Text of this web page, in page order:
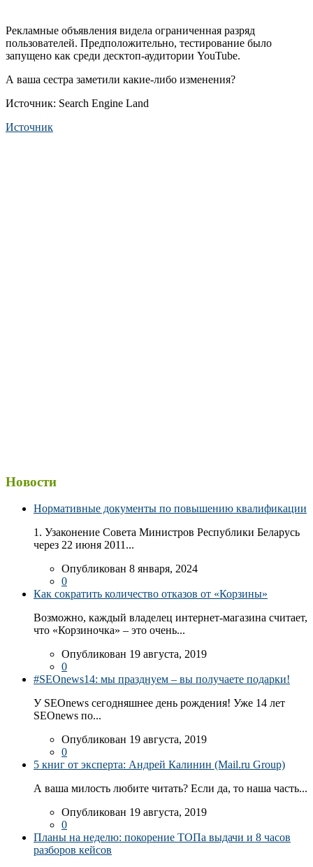
Рекламные объявления видела ограниченная разряд
пользователей. Предположительно, тестирование было
запущено как среди десктоп-аудитории YouTube.
А ваша сестра заметили какие-либо изменения?
Источник: Search Engine Land
Источник
Новости
Нормативные документы по повышению квалификации
1. Узаконение Совета Министров Республики Беларусь
через 22 июня 2011...
Опубликован 8 января, 2024
0
Как сократить количество отказов от «Корзины»
Возможно, каждый владелец интернет-магазина считает,
что «Корзиночка» – это очень...
Опубликован 19 августа, 2019
0
#SEOnews14: мы празднуем – вы получаете подарки!
У SEOnews сегодняшнее день рождения! Уже 14 лет
SEOnews по...
Опубликован 19 августа, 2019
0
5 книг от эксперта: Андрей Калинин (Mail.ru Group)
А ваша милость любите читать? Если да, то наша часть...
Опубликован 19 августа, 2019
0
Планы на неделю: покорение ТОПа выдачи и 8 часов
разборов кейсов